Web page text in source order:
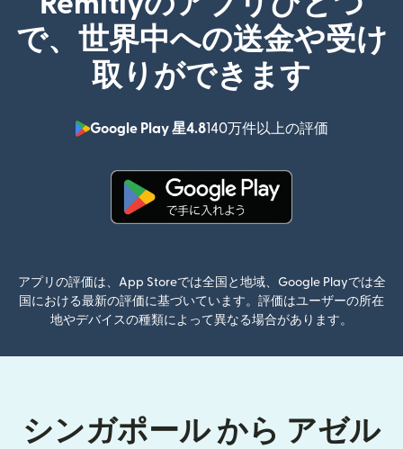
で、世界中への送金や受け
取りができます
Google Play 星4.8140万件以上の評価
（別ウィン
アプリの評価は、App Storeでは全国と地域、Google Playでは全
国における最新の評価に基づいています。評価はユーザーの所在
地やデバイスの種類によって異なる場合があります。
シンガポール から アゼル